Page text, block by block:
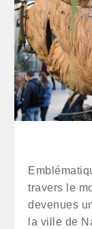
travers le
devenues
la ville de